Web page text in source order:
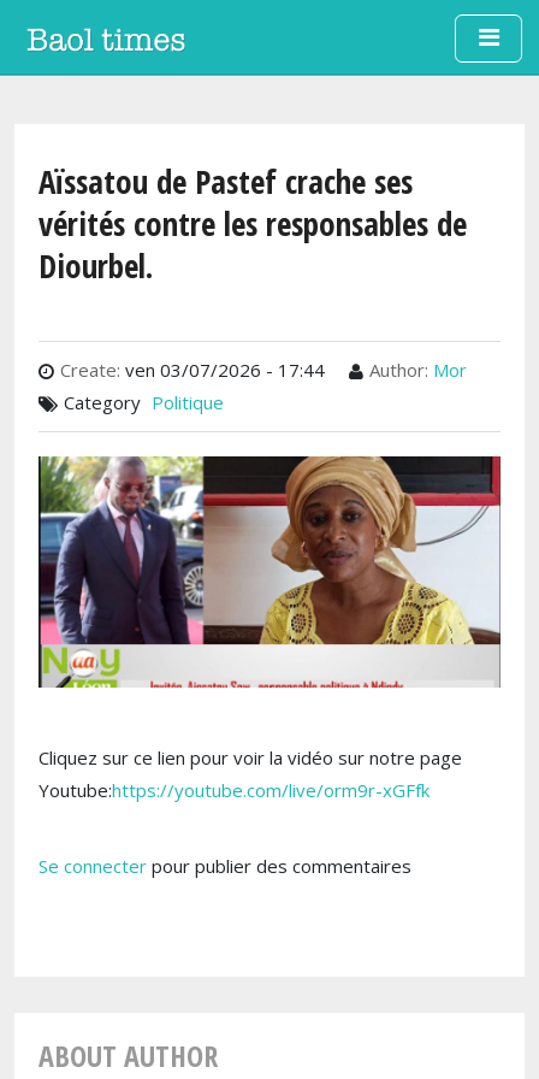
Aller au contenu principal
Aïssatou de Pastef crache ses
vérités contre les responsables de
Diourbel.
Create: ven 03/07/2026 - 17:44 Author: Mor
Category Politique
Cliquez sur ce lien pour voir la vidéo sur notre page
Youtube:https://youtube.com/live/orm9r-xGFfk
Se connecter pour publier des commentaires
ABOUT AUTHOR